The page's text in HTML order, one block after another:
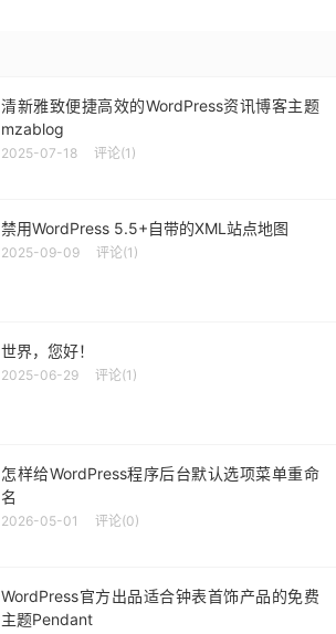
清新雅致便捷高效的WordPress资讯博客主题
mzablog
2025-07-18 评论(1)
禁用WordPress 5.5+自带的XML站点地图
2025-09-09 评论(1)
世界，您好！
2025-06-29 评论(1)
怎样给WordPress程序后台默认选项菜单重命
名
2026-05-01 评论(0)
WordPress官方出品适合钟表首饰产品的免费
主题Pendant